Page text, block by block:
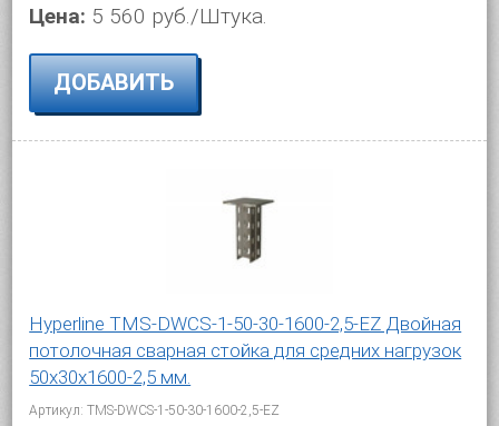
Цена: 5 560 руб./Штука.
ДОБАВИТЬ
Hyperline TMS-DWCS-1-50-30-1600-2,5-EZ Двойная
потолочная сварная стойка для средних нагрузок
50х30х1600-2,5 мм.
Артикул: TMS-DWCS-1-50-30-1600-2,5-EZ